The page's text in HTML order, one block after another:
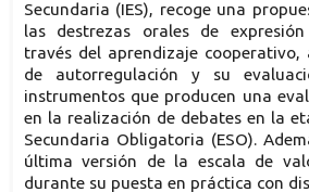
Secundaria (IES), recoge una
las destrezas orales de
través del aprendizaje cooperativo,
de autorregulación y su
instrumentos que producen una
en la realización de debates en la
Secundaria Obligatoria (ESO).
última versión de la escala de
durante su puesta en práctica con